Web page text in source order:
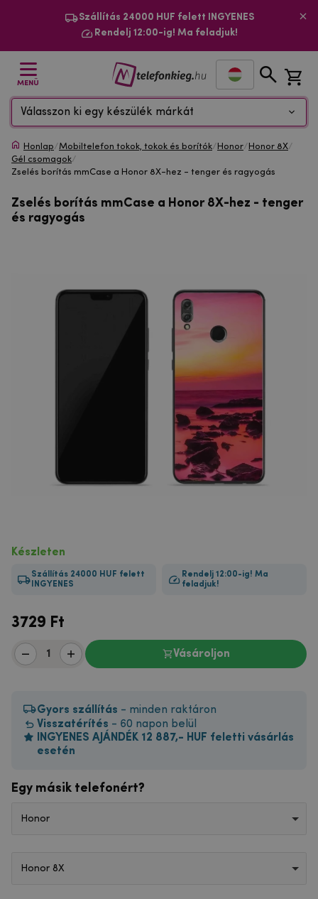
Szállítás 24000 HUF felett INGYENES
Rendelj 12:00-ig! Ma feladjuk!
MENÜ
Válasszon ki egy készülék márkát
Honlap/Mobiltelefon tokok, tokok és borítók/ Honor/ Honor 8X/
Gél csomagok/
Zselés borítás mmCase a Honor 8X-hez - tenger és ragyogás
Zselés borítás mmCase a Honor 8X-hez - tenger
és ragyogás
Készleten
Szállítás 24000 HUF felett
INGYENES
Rendelj 12:00-ig! Ma
feladjuk!
3729 Ft
Vásároljon
Gyors szállítás - minden raktáron
Visszatérítés - 60 napon belül
INGYENES AJÁNDÉK 12 887,- HUF feletti vásárlás
esetén
Egy másik telefonért?
Honor
Honor 8X